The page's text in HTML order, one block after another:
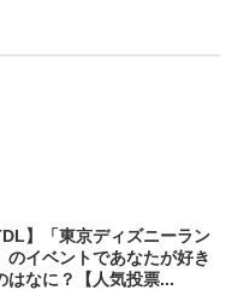
】「東京ディズニーラン
のイベントであなたが好き
はなに？【人気投票...